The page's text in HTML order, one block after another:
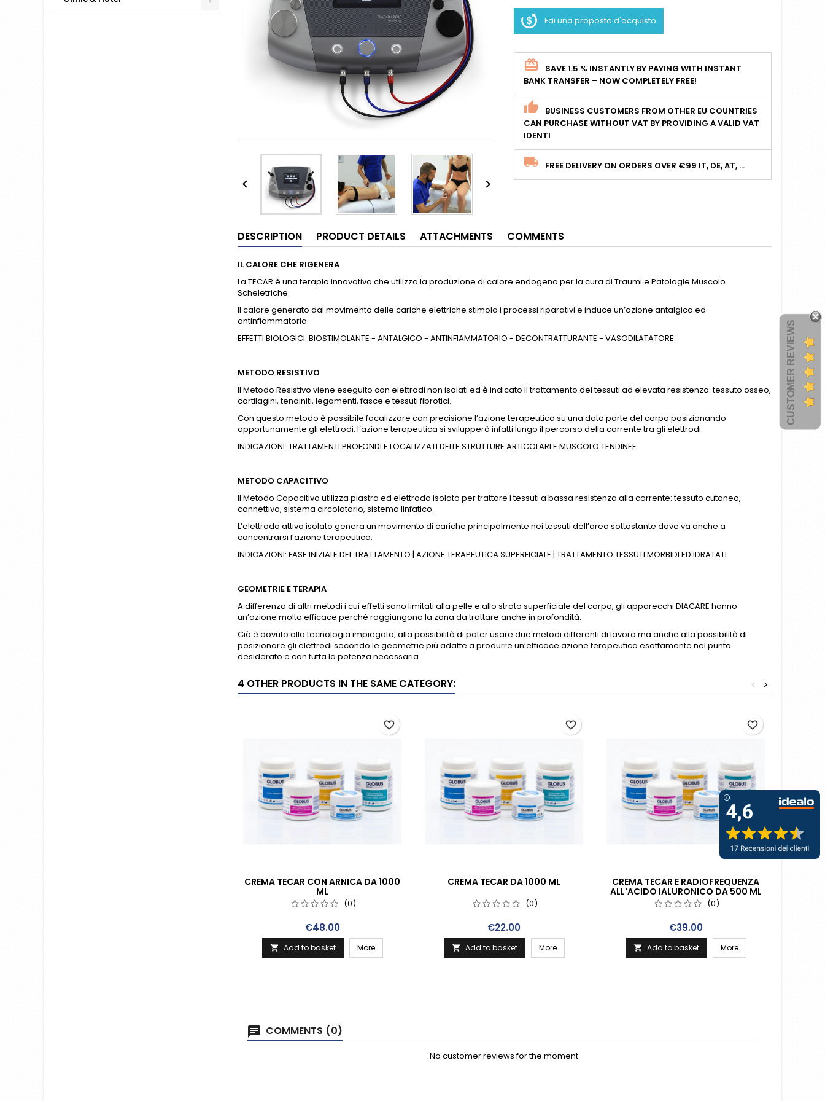
 
Fai una proposta d'acquisto
SAVE 1.5 % INSTANTLY BY PAYING WITH INSTANT
BANK TRANSFER – NOW COMPLETELY FREE!
BUSINESS CUSTOMERS FROM OTHER EU COUNTRIES
CAN PURCHASE WITHOUT VAT BY PROVIDING A VALID VAT
IDENTI
FREE DELIVERY ON ORDERS OVER €99 IT, DE, AT, ...
DESCRIPTION PRODUCT DETAILS ATTACHMENTS COMMENTS
IL CALORE CHE RIGENERA
La TECAR è una terapia innovativa che utilizza la produzione di calore endogeno per la cura di Traumi e Patologie Muscolo
Scheletriche.
Il calore generato dal movimento delle cariche elettriche stimola i processi riparativi e induce un’azione antalgica ed
antinfiammatoria.
EFFETTI BIOLOGICI: BIOSTIMOLANTE - ANTALGICO - ANTINFIAMMATORIO - DECONTRATTURANTE - VASODILATATORE
METODO RESISTIVO
Il Metodo Resistivo viene eseguito con elettrodi non isolati ed è indicato il trattamento dei tessuti ad elevata resistenza: tessuto osseo,
cartilagini, tendiniti, legamenti, fasce e tessuti fibrotici.
Con questo metodo è possibile focalizzare con precisione l’azione terapeutica su una data parte del corpo posizionando
opportunamente gli elettrodi: l’azione terapeutica si svilupperà infatti lungo il percorso della corrente tra gli elettrodi.
INDICAZIONI: TRATTAMENTI PROFONDI E LOCALIZZATI DELLE STRUTTURE ARTICOLARI E MUSCOLO TENDINEE.
METODO CAPACITIVO
Il Metodo Capacitivo utilizza piastra ed elettrodo isolato per trattare i tessuti a bassa resistenza alla corrente: tessuto cutaneo,
connettivo, sistema circolatorio, sistema linfatico.
L’elettrodo attivo isolato genera un movimento di cariche principalmente nei tessuti dell’area sottostante dove va anche a
concentrarsi l’azione terapeutica.
INDICAZIONI: FASE INIZIALE DEL TRATTAMENTO | AZIONE TERAPEUTICA SUPERFICIALE | TRATTAMENTO TESSUTI MORBIDI ED IDRATATI
GEOMETRIE E TERAPIA
A differenza di altri metodi i cui effetti sono limitati alla pelle e allo strato superficiale del corpo, gli apparecchi DIACARE hanno
un’azione molto efficace perchè raggiungono la zona da trattare anche in profondità.
Ciò è dovuto alla tecnologia impiegata, alla possibilità di poter usare due metodi differenti di lavoro ma anche alla possibilità di
posizionare gli elettrodi secondo le geometrie più adatte a produrre un’efficace azione terapeutica esattamente nel punto
desiderato e con tutta la potenza necessaria.
4 OTHER PRODUCTS IN THE SAME CATEGORY: >
<
CREMA TECAR CON ARNICA DA 1000
ML
(0)
Price
€48.00
 Add to basket More
favorite_border
CREMA TECAR DA 1000 ML
(0)
Price
€22.00
 Add to basket More
favorite_border
CREMA TECAR E RADIOFREQUENZA
ALL'ACIDO IALURONICO DA 500 ML
(0)
Price
€39.00
 Add to basket More
favorite_border
COMMENTS (0)
No customer reviews for the moment.
CUSTOMER REVIEWS